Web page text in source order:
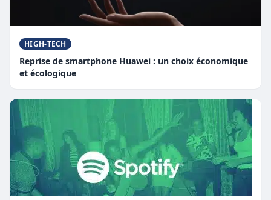
HIGH-TECH
Reprise de smartphone Huawei : un choix économique
et écologique